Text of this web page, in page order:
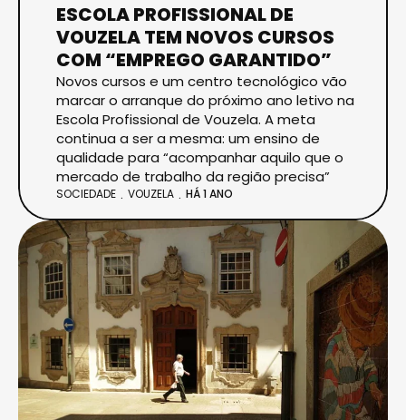
ESCOLA PROFISSIONAL DE
VOUZELA TEM NOVOS CURSOS
COM “EMPREGO GARANTIDO”
Novos cursos e um centro tecnológico vão
marcar o arranque do próximo ano letivo na
Escola Profissional de Vouzela. A meta
continua a ser a mesma: um ensino de
qualidade para “acompanhar aquilo que o
mercado de trabalho da região precisa”
SOCIEDADE VOUZELA HÁ 1 ANO